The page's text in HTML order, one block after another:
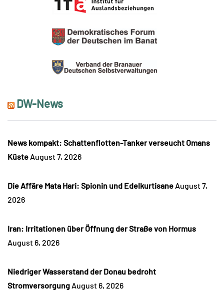
DW-News
News kompakt: Schattenflotten-Tanker verseucht Omans
Küste August 7, 2026
Die Affäre Mata Hari: Spionin und Edelkurtisane August 7,
2026
Iran: Irritationen über Öffnung der Straße von Hormus
August 6, 2026
Niedriger Wasserstand der Donau bedroht
Stromversorgung August 6, 2026